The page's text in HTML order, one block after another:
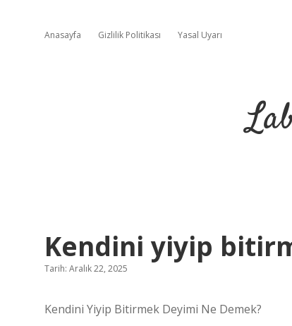
Anasayfa Gizlilik Politikası Yasal Uyarı
Kendini yiyip
Tarih: Aralık 22, 2025
Kendini Yiyip Bitirmek Deyimi Ne Demek?